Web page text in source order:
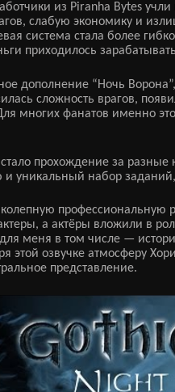
из Piranha Bytes
слабую экономику и
система стала более
приходилось
дополнение “Ночь
сложность врагов,
фанатов именно это
прохождение за
уникальный набор
профессиональную
а актёры вложили в
меня в том числе —
этой озвучке атмосферу
представление.